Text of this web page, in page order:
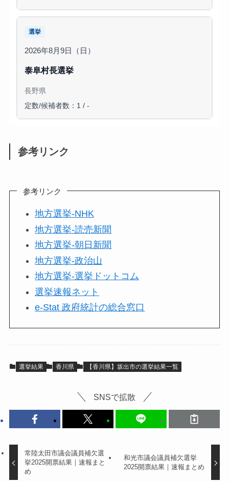
選挙
2026年8月9日（日）
泰阜村長選挙
長野県
定数/候補者数：1 / -
参考リンク
参考リンク
地方選挙-NHK
地方選挙-読売新聞
地方選挙-朝日新聞
地方選挙-政治山
地方選挙-選挙ドットコム
選挙速報ネット
e-Stat 政府統計の総合窓口
選挙結果 香川県 【香川県】坂出市の選挙結果一覧
SNSで拡散
常陸太田市議会議員補欠選
挙2025開票結果｜速報まと
め
和光市議会議員補欠選挙
2025開票結果｜速報まとめ